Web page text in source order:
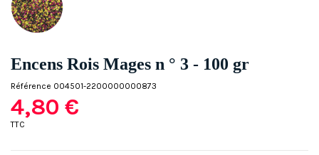
Encens Rois Mages n ° 3 - 100 gr
Référence 004501-2200000000873
4,80 €
TTC